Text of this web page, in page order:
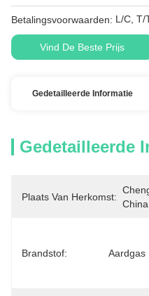
Betalingsvoorwaarden: L/C, T/
Vind De Beste Prijs
Gedetailleerde Informatie
Gedetailleerde
Plaats Van Herkomst:
China
Brandstof: Aardgas